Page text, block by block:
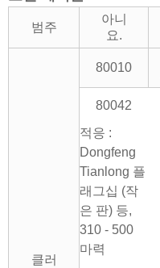
범주
아니
요.
클러
80010
80042
적응 :
Dongfeng
Tianlong 플
래그십 (작
은 판) 등,
310 - 500
마력